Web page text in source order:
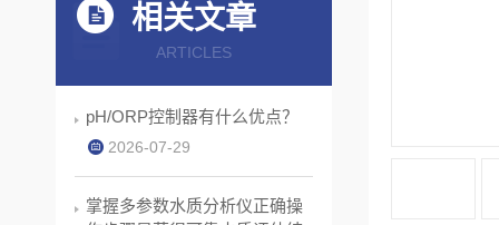
相关文章
ARTICLES
pH/ORP控制器有什么优点？
2026-07-29
掌握多参数水质分析仪正确操